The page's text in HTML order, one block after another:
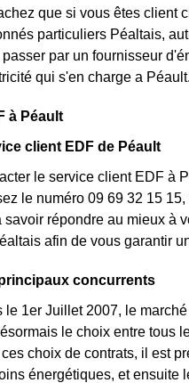
que si vous êtes client
particuliers Péaltais,
par un fournisseur
qui s'en charge a Péault.
à Péault
client EDF de Péault
le service client EDF à
le numéro 09 69 32 15
savoir répondre au mieux à
afin de vous garantir
concurrents
le 1er Juillet 2007, le
le choix entre tous
choix de contrats, il est
énergétiques, et ensuite